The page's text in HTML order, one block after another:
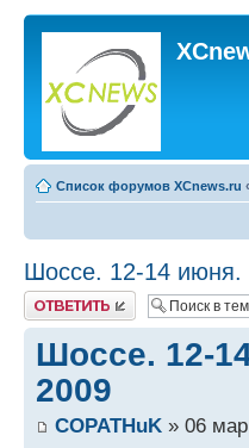
Список форумов XCnews.ru ‹
Шоссе. 12-14 июня.
Ответить
Шоссе. 12-
2009
COPATHuK » 06